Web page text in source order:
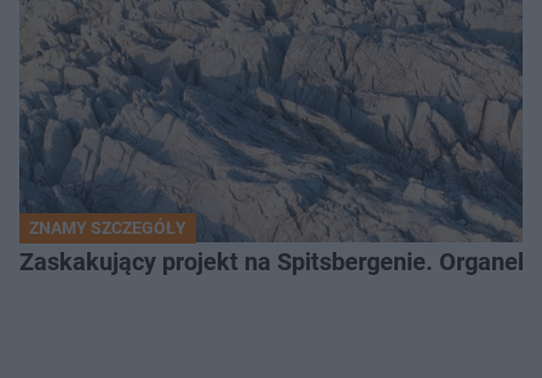
ZNAMY SZCZEGÓŁY
Zaskakujący projekt na Spitsbergenie.